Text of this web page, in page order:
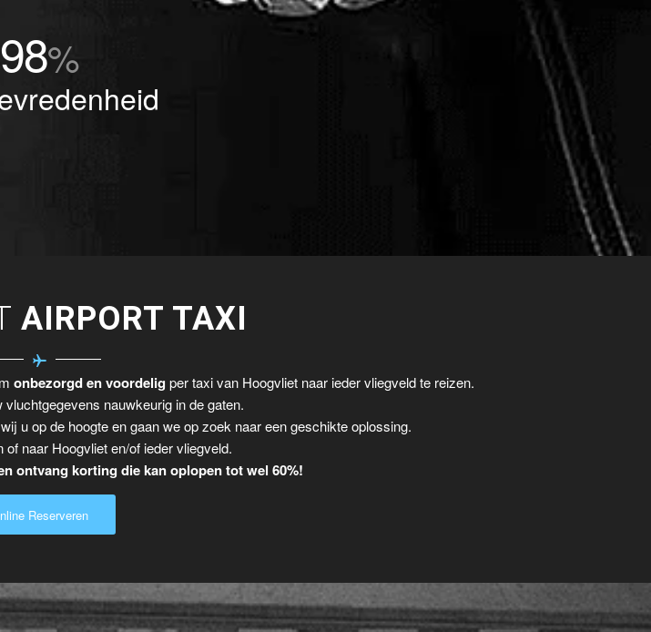
98%
AIRPORT TAXI
onbezorgd en voordelig per taxi van Hoogvliet naar ieder vliegveld te reizen.
nauwkeurig in de gaten.
u op de hoogte en gaan we op zoek naar een geschikte oplossing.
naar Hoogvliet en/of ieder vliegveld.
ontvang korting die kan oplopen tot wel 60%!
Reserveren